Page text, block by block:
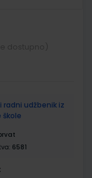
radni udžbenik iz
6581